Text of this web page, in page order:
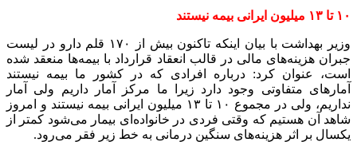
۱۰ تا ۱۳ میلیون ایرانی بیمه نیستند
وزیر بهداشت با بیان اینکه تاکنون بیش از ۱۷۰ قلم دارو در لیست
جبران هزینه‌های مالی در قالب انعقاد قرارداد با بیمه‌ها منعقد شده
است، عنوان کرد: درباره افرادی که در کشور ما بیمه نیستند
آمارهای متفاوتی وجود دارد زیرا ما مرکز آمار داریم ولی آمار
نداریم، ولی در مجموع ۱۰ تا ۱۳ میلیون ایرانی بیمه نیستند و امروز
شاهد آن هستیم که وقتی فردی در خانواده‌ای بیمار می‌شود کمتر از
یکسال بر اثر هزینه‌های سنگین درمانی به خط زیر فقر می‌رود.